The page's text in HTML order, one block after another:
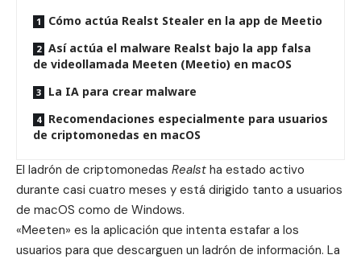
Cómo actúa Realst Stealer en la app de Meetio
Así actúa el malware Realst bajo la app falsa
de videollamada Meeten (Meetio) en macOS
La IA para crear malware
Recomendaciones especialmente para usuarios
de criptomonedas en macOS
El ladrón de criptomonedas Realst ha estado activo
durante casi cuatro meses y está dirigido tanto a usuarios
de macOS como de Windows.
«Meeten» es la aplicación que intenta estafar a los
usuarios para que descarguen un ladrón de información. La